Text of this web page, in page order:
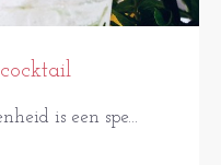
is een spe...